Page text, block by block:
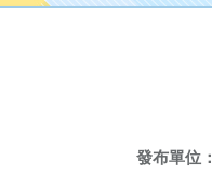
發布單位：